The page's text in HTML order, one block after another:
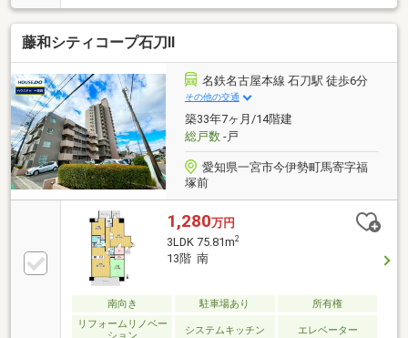
です♪＼周辺環境／今伊勢西小学校まで徒歩約13分今
伊勢中学校まで徒歩約5分ファミリーマート一宮今伊
勢駅前店まで徒歩約5分アオキスーパー今伊勢店まで
徒歩約14分住宅ローン・資金計画はハウスドゥ一宮中
央にお任せください！お借り入れ延滞などのお悩みあ
る方も一度ご相談ください。＼理想のおうち探しを全
力でサポートいたします／ 見学予約をクリックすると
簡単に見学日時の確定ができます♪ぜひお問合せ下さ
い！
藤和シティコープ石刀Ⅱ
名鉄名古屋本線 石刀駅 徒歩6分
その他の交通
築33年7ヶ月/14階建
総戸数-戸
愛知県一宮市今伊勢町馬寄字福
塚前
1,280万円
3LDK 75.81m2
13階 南
南向き 駐車場あり
所有権
リフォームリノベー
システムキッチン エレベーター